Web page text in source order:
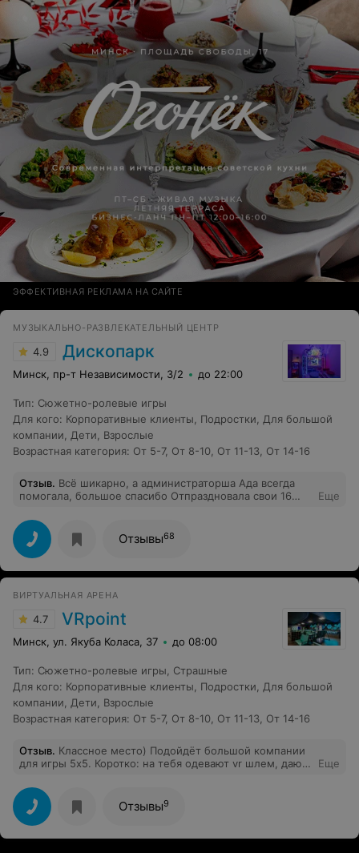
ЭФФЕКТИВНАЯ РЕКЛАМА НА САЙТЕ
МУЗЫКАЛЬНО-РАЗВЛЕКАТЕЛЬНЫЙ ЦЕНТР
4.9 Дископарк
Минск, пр-т Независимости, 3/2 до 22:00
Тип: Сюжетно-ролевые игры
Для кого: Корпоративные клиенты, Подростки, Для большой
компании, Дети, Взрослые
Возрастная категория: От 5-7, От 8-10, От 11-13, От 14-16
Отзыв. Всё шикарно, а администраторша Ада всегда
помогала, большое спасибо Отпраздновала свои 16
Еще
Отзывы68
ВИРТУАЛЬНАЯ АРЕНА
4.7 VRpoint
Минск, ул. Якуба Коласа, 37 до 08:00
Тип: Сюжетно-ролевые игры, Страшные
Для кого: Корпоративные клиенты, Подростки, Для большой
компании, Дети, Взрослые
Возрастная категория: От 5-7, От 8-10, От 11-13, От 14-16
Отзыв. Классное место) Подойдёт большой компании
для игры 5х5. Коротко: на тебя одевают vr шлем, дают
команда против Команды. Без лишних провод, ходите
по открытой площадке, все круто.
Еще
Отзывы9